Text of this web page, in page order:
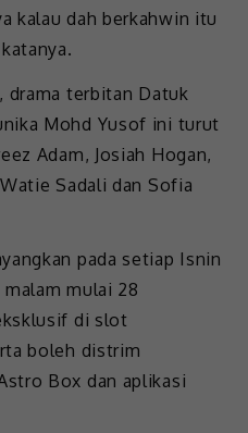
kalau dah berkahwin itu
drama terbitan Datuk
Mohd Yusof ini turut
Adam, Josiah Hogan,
Sadali dan Sofia
pada setiap Isnin
mulai 28
di slot
boleh distrim
Box dan aplikasi